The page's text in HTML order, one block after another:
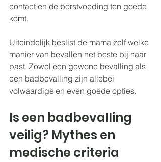
contact en de borstvoeding ten goede
komt.
Uiteindelijk beslist de mama zelf welke
manier van bevallen het beste bij haar
past. Zowel een gewone bevalling als
een badbevalling zijn allebei
volwaardige en even goede opties.
Is een badbevalling
veilig? Mythes en
medische criteria